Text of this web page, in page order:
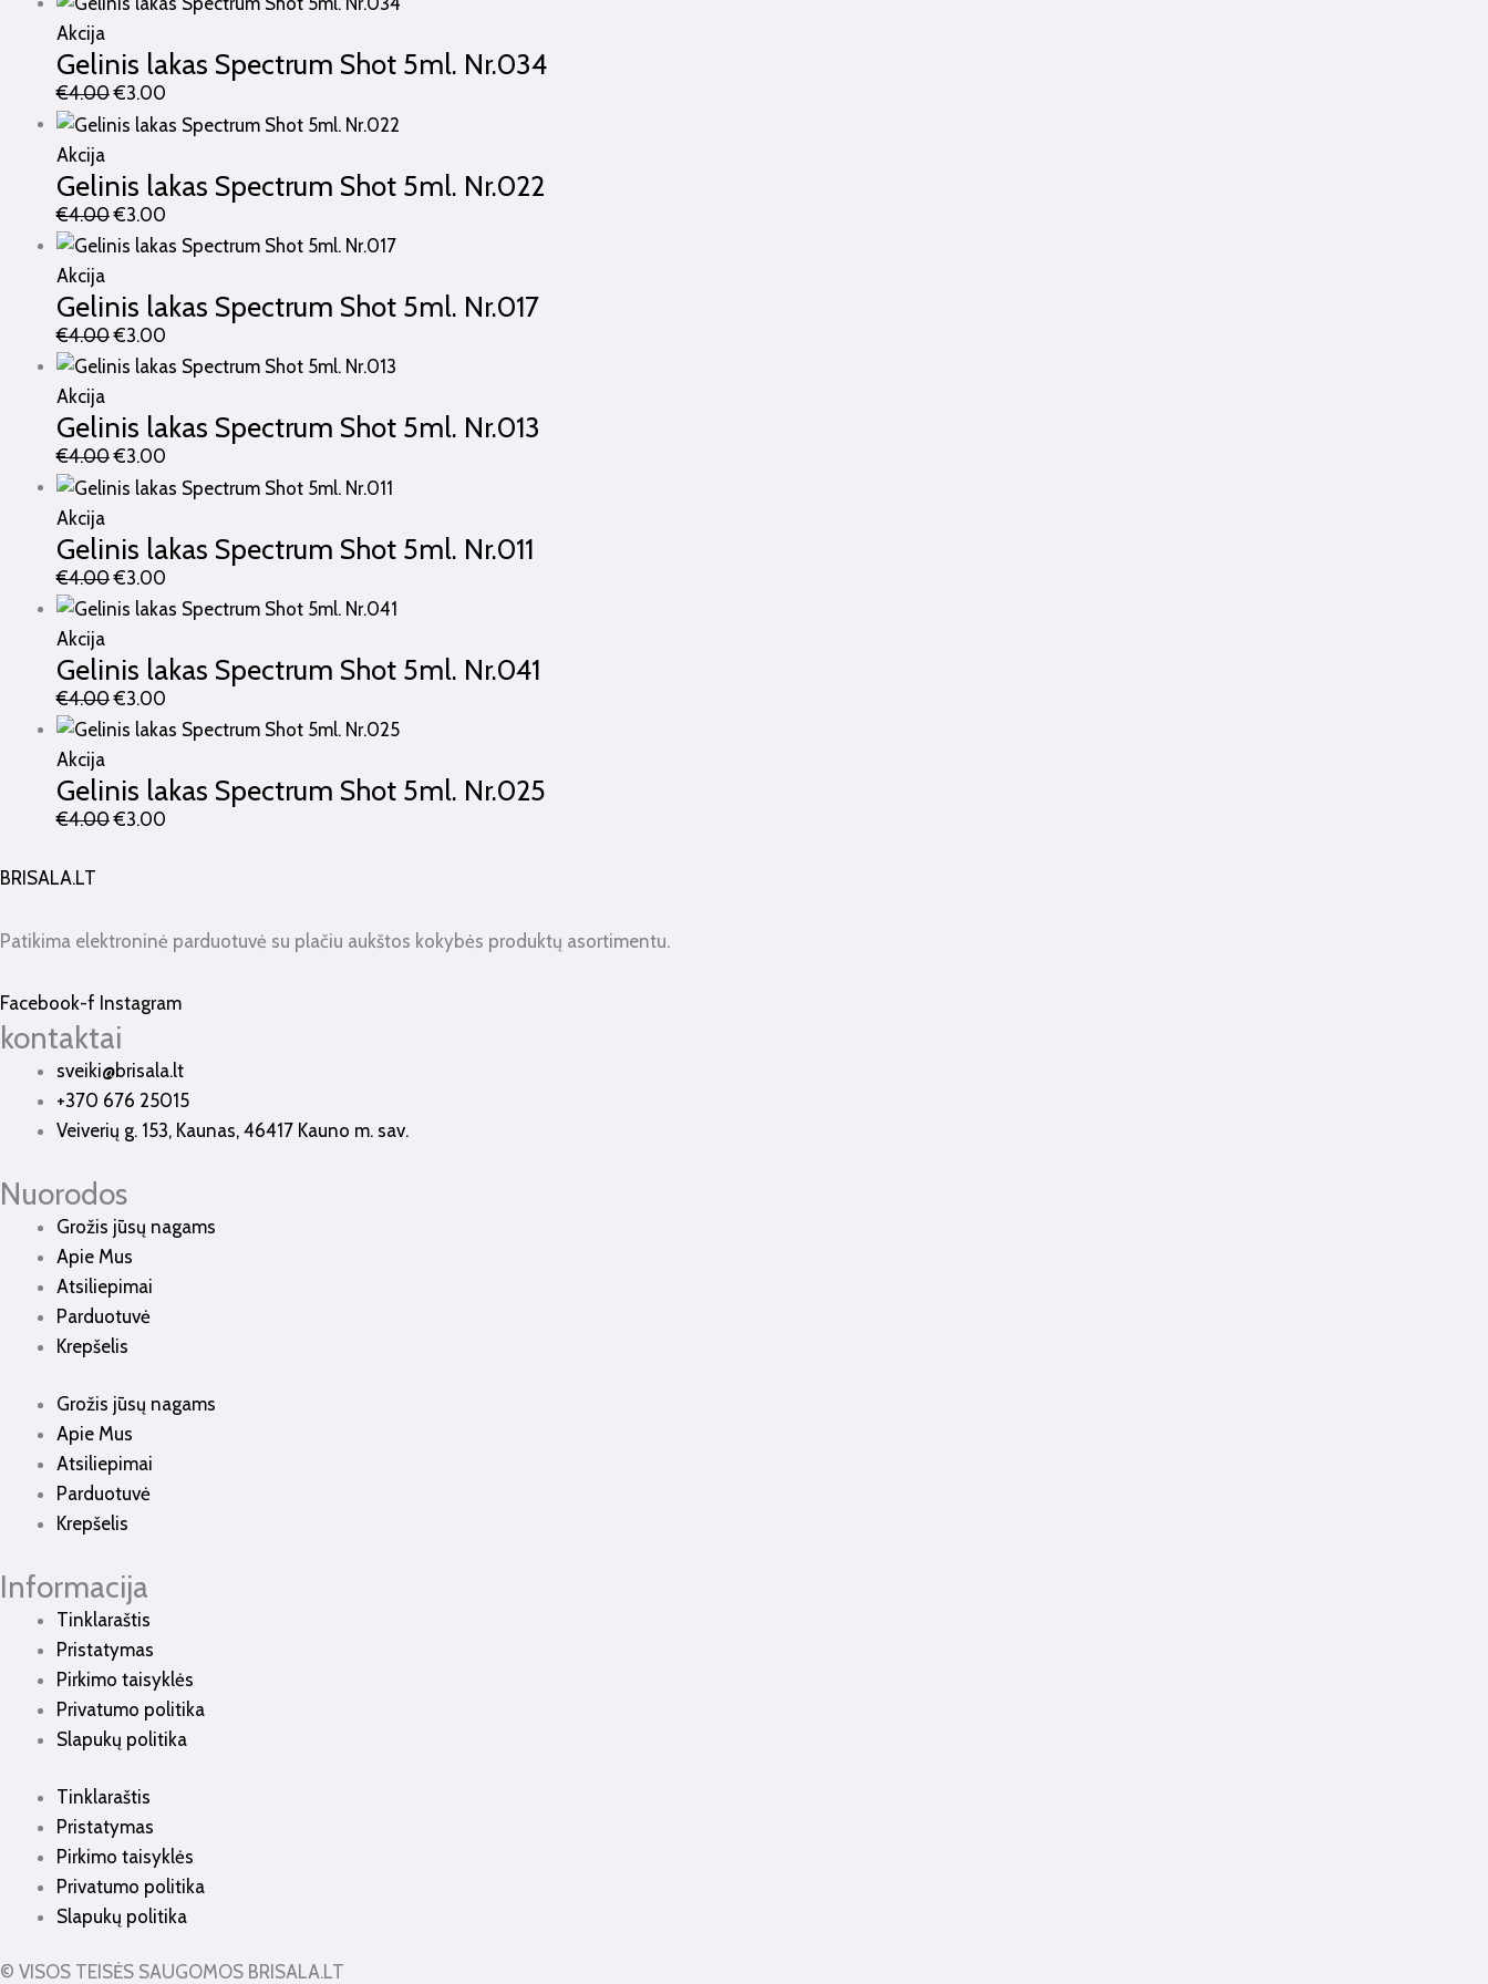
Akcija
Gelinis lakas Spectrum Shot 5ml. Nr.034
€4.00 €3.00
Akcija
Gelinis lakas Spectrum Shot 5ml. Nr.022
€4.00 €3.00
Akcija
Gelinis lakas Spectrum Shot 5ml. Nr.017
€4.00 €3.00
Akcija
Gelinis lakas Spectrum Shot 5ml. Nr.013
€4.00 €3.00
Akcija
Gelinis lakas Spectrum Shot 5ml. Nr.011
€4.00 €3.00
Akcija
Gelinis lakas Spectrum Shot 5ml. Nr.041
€4.00 €3.00
Akcija
Gelinis lakas Spectrum Shot 5ml. Nr.025
€4.00 €3.00
BRISALA.LT
Patikima elektroninė parduotuvė su plačiu aukštos kokybės produktų asortimentu.
Facebook-f Instagram
kontaktai
sveiki@brisala.lt
+370 676 25015
Veiverių g. 153, Kaunas, 46417 Kauno m. sav.
Nuorodos
Grožis jūsų nagams
Apie Mus
Atsiliepimai
Parduotuvė
Krepšelis
Grožis jūsų nagams
Apie Mus
Atsiliepimai
Parduotuvė
Krepšelis
Informacija
Tinklaraštis
Pristatymas
Pirkimo taisyklės
Privatumo politika
Slapukų politika
Tinklaraštis
Pristatymas
Pirkimo taisyklės
Privatumo politika
Slapukų politika
© VISOS TEISĖS SAUGOMOS BRISALA.LT